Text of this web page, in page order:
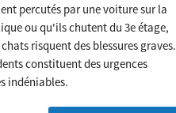
percutés par une voiture sur la
ou qu'ils chutent du 3e étage,
risquent des blessures graves.
constituent des urgences
indéniables.